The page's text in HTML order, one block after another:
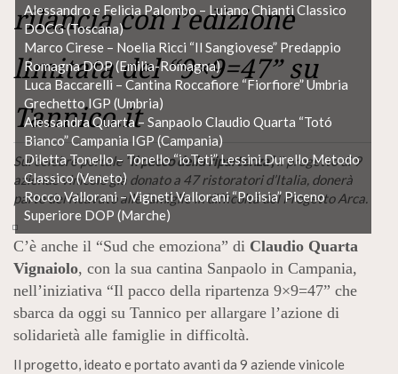
rilancia con l’edizione
limitata del “9×9=47” su
Tannico.it
Sul celebre portale “Il pacco della ripartenza”,il progetto di 9
aziende vinicole già donato a 47 ristoratori d’Italia, donerà
parte del ricavato alle famiglie in difficoltà del Progetto Arca.
Alessandro e Felicia Palombo – Luiano Chianti Classico
DOCG (Toscana)
Marco Cirese – Noelia Ricci “Il Sangiovese” Predappio
Romagna DOP (Emilia-Romagna)
Luca Baccarelli – Cantina Roccafiore “Fiorfiore” Umbria
Grechetto IGP (Umbria)
Alessandra Quarta – Sanpaolo Claudio Quarta “Totó
Bianco” Campania IGP (Campania)
Diletta Tonello – Tonello “ioTeti” Lessini Durello Metodo
Classico (Veneto)
Rocco Vallorani – Vigneti Vallorani “Polisia” Piceno
Superiore DOP (Marche)
C’è anche il “Sud che emoziona” di Claudio Quarta
Vignaiolo, con la sua cantina Sanpaolo in Campania,
nell’iniziativa “Il pacco della ripartenza 9×9=47” che
sbarca da oggi su Tannico per allargare l’azione di
solidarietà alle famiglie in difficoltà.
Il progetto, ideato e portato avanti da 9 aziende vinicole